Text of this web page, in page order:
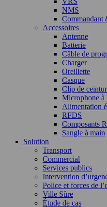
NMS
Commandant
Accessoires
Antenne
Batterie
Câble de
Charger
Oreillette
Casque
Clip de
Microphone à
Alimentation
RFDS
Composants
Sangle à main
Solution
Transport
Commercial
Services publics
Intervention
Police et forces de
Ville Sûre
Étude de cas